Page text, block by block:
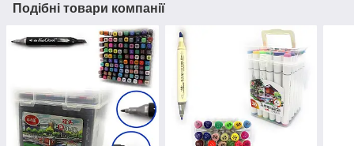
Подібні товари компанії